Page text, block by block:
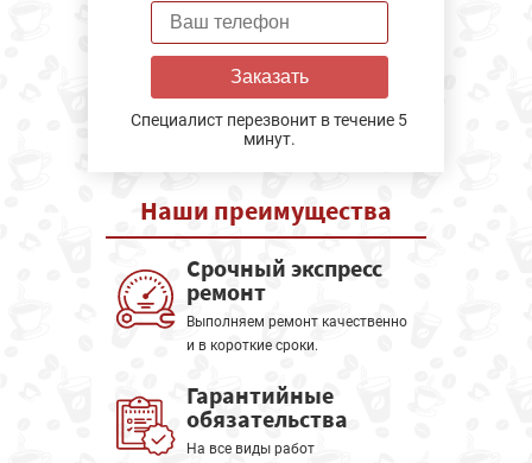
Заказать
Специалист перезвонит в течение 5
минут.
Наши преимущества
Срочный экспресс
ремонт
Выполняем ремонт качественно
и в короткие сроки.
Гарантийные
обязательства
На все виды работ